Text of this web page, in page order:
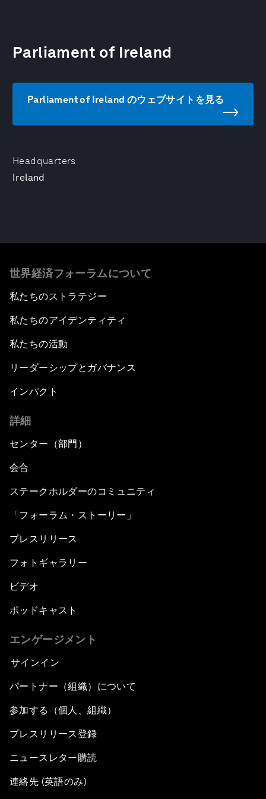
Headquarters
Ireland
Parliament of Ireland
Parliament of Ireland のウェブサイトを見る
世界経済フォーラムについて
私たちのストラテジー
私たちのアイデンティティ
私たちの活動
リーダーシップとガバナンス
インパクト
詳細
センター（部門）
会合
ステークホルダーのコミュニティ
「フォーラム・ストーリー」
プレスリリース
フォトギャラリー
ビデオ
ポッドキャスト
エンゲージメント
サインイン
パートナー（組織）について
参加する（個人、組織）
プレスリリース登録
ニュースレター購読
連絡先 (英語のみ)